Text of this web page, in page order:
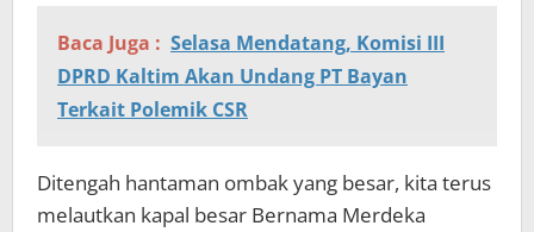
Baca Juga : Selasa Mendatang, Komisi III
DPRD Kaltim Akan Undang PT Bayan
Terkait Polemik CSR
Ditengah hantaman ombak yang besar, kita terus
melautkan kapal besar Bernama Merdeka